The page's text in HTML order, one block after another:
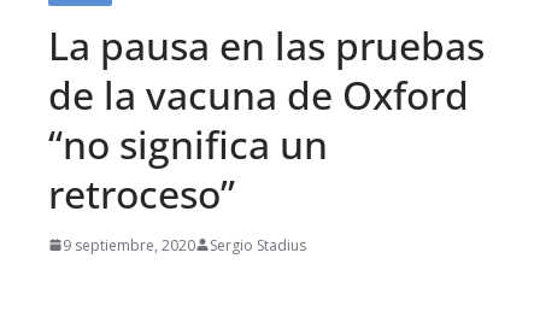
La pausa en las pruebas
de la vacuna de Oxford
“no significa un
retroceso”
9 septiembre, 2020 Sergio Stadius